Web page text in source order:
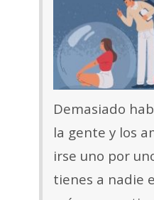
Demasiado
la gente y los
irse uno por
tienes a nadie